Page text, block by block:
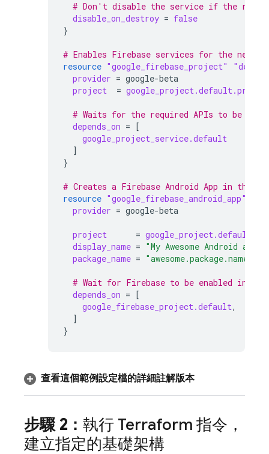
# Don't disable the service if the
disable_on_destroy = false
}
# Enables Firebase services for the new
resource "google_firebase_project"
provider = google-beta
project
=
# Waits for the required APIs to be
depends_on = [
google_project_service.default
]
}
# Creates a Firebase Android App in the
resource "google_firebase_android_app"
provider = google-beta
project =
display_name = "My Awesome Android app"
package_name = "awesome.package.name"
# Wait for Firebase to be enabled in
depends_on = [
google_firebase_project.default,
]
}
查看這個範例設定檔的詳細註解版本
步驟 2：執行 Terraform 指令，
建立指定的基礎架構